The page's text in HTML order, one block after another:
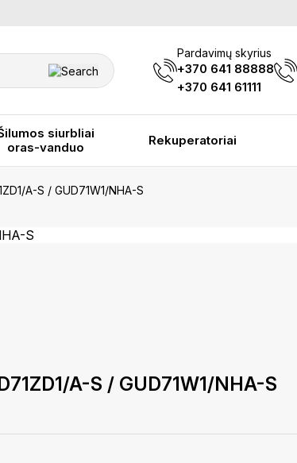
Pardavimų skyrius
+370 641 88888
+370 641 61111
siurbliai
oras-vanduo
Rekuperatoriai
A-S / GUD71W1/NHA-S
A-S / GUD71W1/NHA-S